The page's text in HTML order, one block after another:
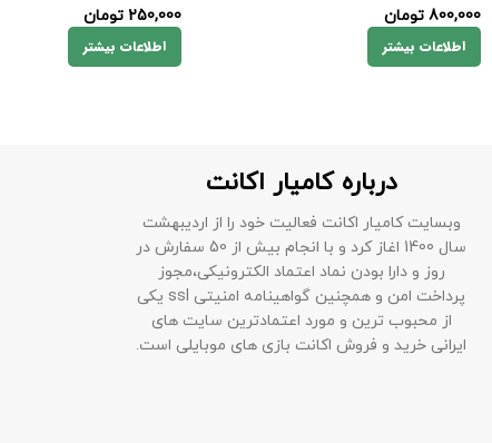
800,000 تومان
اطلاعات بیشتر
250,000 تومان
اطلاعات بیشتر
درباره کامیار اکانت
وبسایت کامیار اکانت فعالیت خود را از اردیبهشت
سال 1400 اغاز کرد و با انجام بیش از 50 سفارش در
روز و دارا بودن نماد اعتماد الکترونیکی،مجوز
پرداخت امن و همچنین گواهینامه امنیتی ssl یکی
از محبوب ترین و مورد اعتمادترین سایت های
ایرانی خرید و فروش اکانت بازی های موبایلی است.